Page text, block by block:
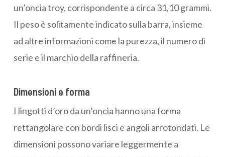
un’oncia troy, corrispondente a circa 31,10 grammi.
Il peso è solitamente indicato sulla barra, insieme
ad altre informazioni come la purezza, il numero di
serie e il marchio della raffineria.
Dimensioni e forma
I lingotti d’oro da un’oncia hanno una forma
rettangolare con bordi lisci e angoli arrotondati. Le
dimensioni possono variare leggermente a